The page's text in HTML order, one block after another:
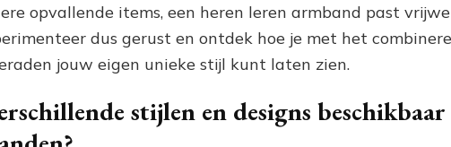
opvallende items, een heren leren armband past
dus gerust en ontdek hoe je met het
jouw eigen unieke stijl kunt laten zien.
stijlen en designs